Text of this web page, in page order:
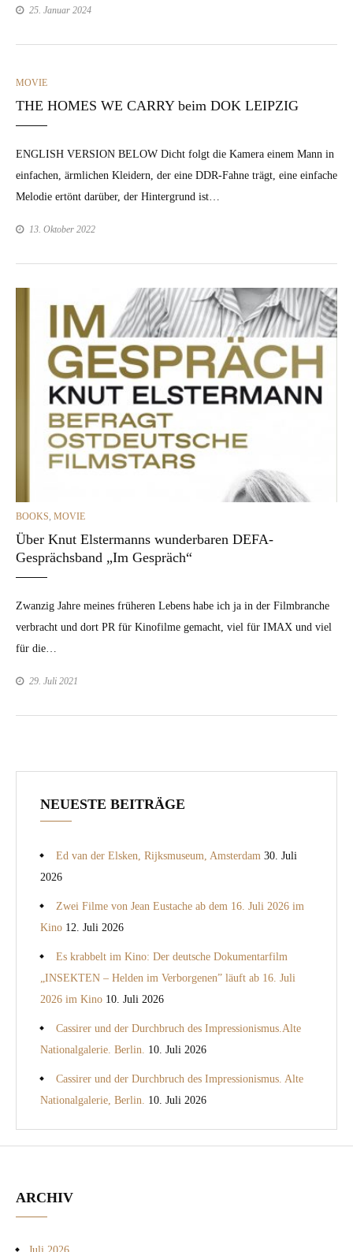
25. Januar 2024
CATEGORIES
MOVIE
THE HOMES WE CARRY beim DOK LEIPZIG
ENGLISH VERSION BELOW Dicht fol­gt die Kam­era einem Mann in
ein­fachen, ärm­lichen Klei­dern, der eine DDR-Fahne trägt, eine ein­fache
Melodie ertönt darüber, der Hin­ter­grund ist…
13. Oktober 2022
CATEGORIES
BOOKS, MOVIE
Über Knut Elstermanns wunderbaren DEFA-
Gesprächsband „Im Gespräch“
Zwanzig Jahre meines früheren Lebens habe ich ja in der Film­branche
ver­bracht und dort PR für Kinofilme gemacht, viel für IMAX und viel
für die…
29. Juli 2021
NEUESTE BEITRÄGE
Ed van der Elsken, Rijksmuseum, Amsterdam 30. Juli
2026
Zwei Filme von Jean Eustache ab dem 16. Juli 2026 im
Kino 12. Juli 2026
Es krabbelt im Kino: Der deutsche Dokumentarfilm
„INSEKTEN – Helden im Verborgenen” läuft ab 16. Juli
2026 im Kino 10. Juli 2026
Cassirer und der Durchbruch des Impressionismus.Alte
Nationalgalerie. Berlin. 10. Juli 2026
Cassirer und der Durchbruch des Impressionismus. Alte
Nationalgalerie, Berlin. 10. Juli 2026
ARCHIV